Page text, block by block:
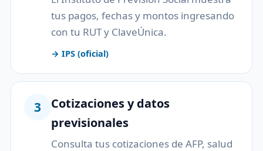
tus pagos, fechas y montos ingresando
con tu RUT y ClaveÚnica.
→ IPS (oficial)
3
Cotizaciones y datos
previsionales
Consulta tus cotizaciones de AFP, salud